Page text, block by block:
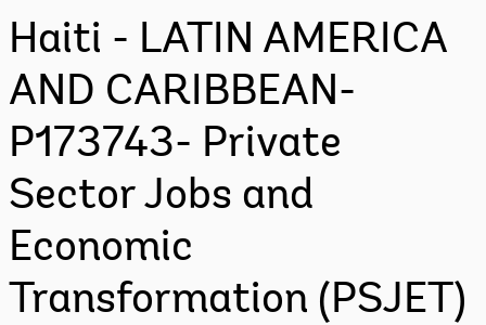
Haiti - LATIN AMERICA
AND CARIBBEAN-
P173743- Private
Sector Jobs and
Economic
Transformation (PSJET)